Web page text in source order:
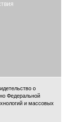
о
Федеральной
и массовых